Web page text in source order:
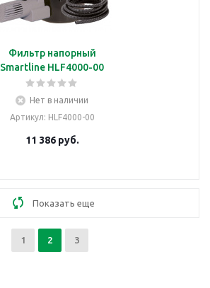
Фильтр напорный
Smartline HLF4000-00
Нет в наличии
Артикул: HLF4000-00
11 386руб.
Показать еще
1 2 3